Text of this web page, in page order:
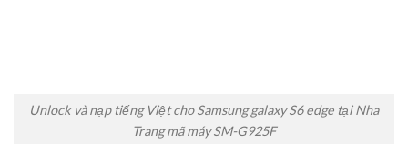
Unlock và nạp tiếng Việt cho Samsung galaxy S6 edge tại Nha
Trang mã máy SM-G925F